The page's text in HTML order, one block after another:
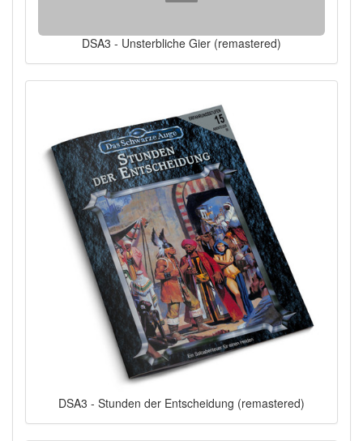
DSA3 - Unsterbliche Gier (remastered)
DSA3 - Stunden der Entscheidung (remastered)